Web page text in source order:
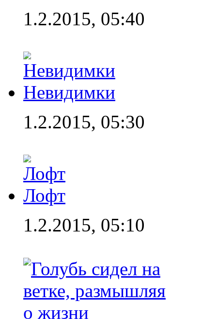
1.2.2015, 05:40
Невидимки
1.2.2015, 05:30
Лофт
1.2.2015, 05:10